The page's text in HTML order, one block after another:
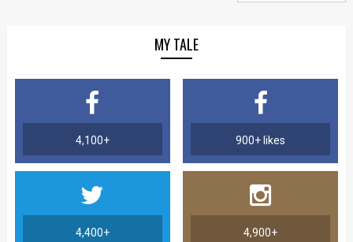
MY TALE
4,100+ 900+ likes
4,400+ 4,900+